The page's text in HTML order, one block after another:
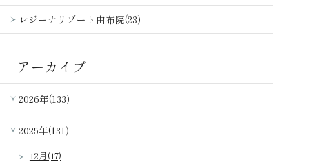
レジーナリゾート由布院(23)
アーカイブ
2026年(133)
2025年(131)
12月(17)